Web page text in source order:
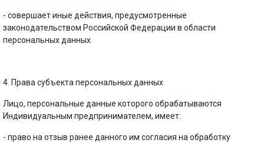
- совершает иные действия, предусмотренные
законодательством Российской Федерации в области
персональных данных.
4. Права субъекта персональных данных
Лицо, персональные данные которого обрабатываются
Индивидуальным предпринимателем, имеет:
- право на отзыв ранее данного им согласия на обработку